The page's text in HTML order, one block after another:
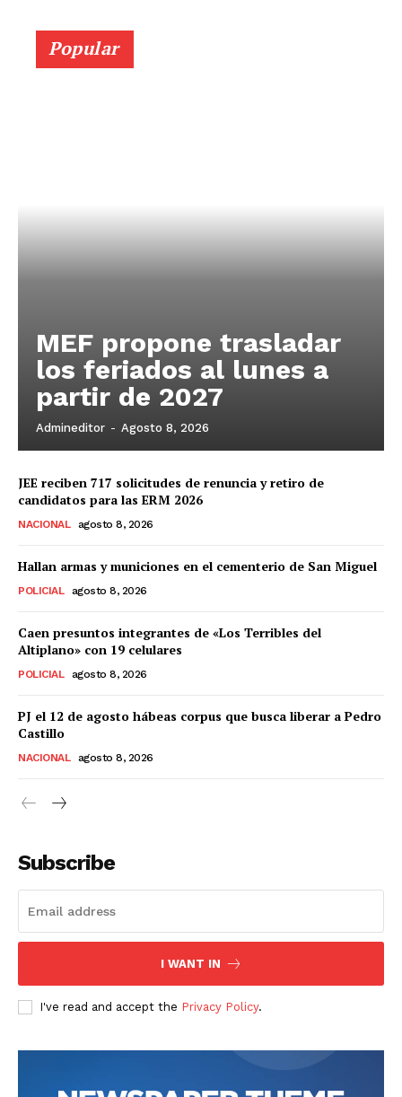
Popular
MEF propone trasladar
los feriados al lunes a
partir de 2027
Admineditor - Agosto 8, 2026
JEE reciben 717 solicitudes de renuncia y retiro de
candidatos para las ERM 2026
NACIONAL agosto 8, 2026
Hallan armas y municiones en el cementerio de San Miguel
POLICIAL agosto 8, 2026
Caen presuntos integrantes de «Los Terribles del
Altiplano» con 19 celulares
POLICIAL agosto 8, 2026
PJ el 12 de agosto hábeas corpus que busca liberar a Pedro
Castillo
NACIONAL agosto 8, 2026
Subscribe
I WANT IN
I've read and accept the Privacy Policy.